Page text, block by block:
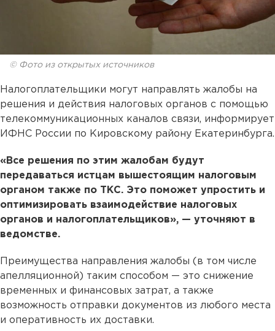
© Фото из открытых источников
Налогоплательщики могут направлять жалобы на
решения и действия налоговых органов с помощью
телекоммуникационных каналов связи, информирует
ИФНС России по Кировскому району Екатеринбурга.
«Все решения по этим жалобам будут
передаваться истцам вышестоящим налоговым
органом также по ТКС. Это поможет упростить и
оптимизировать взаимодействие налоговых
органов и налогоплательщиков», — уточняют в
ведомстве.
Преимущества направления жалобы (в том числе
апелляционной) таким способом — это снижение
временных и финансовых затрат, а также
возможность отправки документов из любого места
и оперативность их доставки.